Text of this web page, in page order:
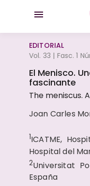
EDITORIAL
Vol. 33 | Fasc. 1
El Menisco.
fascinante
The meniscus.
Joan Carles
1ICATME,
Hospital del
2Universitat
España